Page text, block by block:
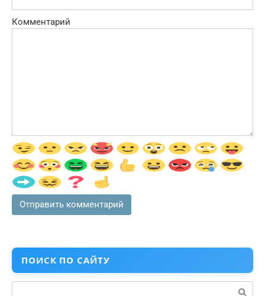
Комментарий
ПОИСК ПО САЙТУ
Поиск: